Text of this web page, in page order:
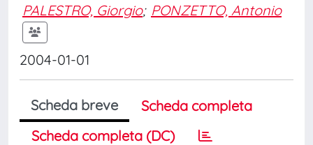
PALESTRO, Giorgio; PONZETTO, Antonio
2004-01-01
Scheda breve
Scheda completa
Scheda completa (DC)